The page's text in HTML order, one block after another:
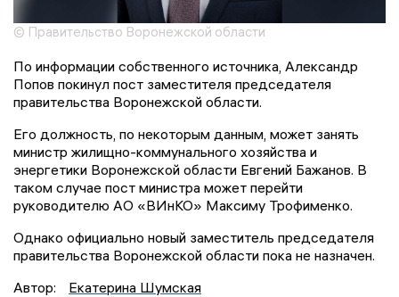
© Правительство Воронежской области
По информации собственного источника, Александр
Попов покинул пост заместителя председателя
правительства Воронежской области.
Его должность, по некоторым данным, может занять
министр жилищно-коммунального хозяйства и
энергетики Воронежской области Евгений Бажанов. В
таком случае пост министра может перейти
руководителю АО «ВИнКО» Максиму Трофименко.
Однако официально новый заместитель председателя
правительства Воронежской области пока не назначен.
Автор:
Екатерина Шумская